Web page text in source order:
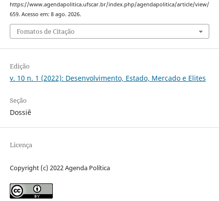
https://www.agendapolitica.ufscar.br/index.php/agendapolitica/article/view/
659. Acesso em: 8 ago. 2026.
Fomatos de Citação
Edição
v. 10 n. 1 (2022): Desenvolvimento, Estado, Mercado e Elites
Seção
Dossiê
Licença
Copyright (c) 2022 Agenda Política